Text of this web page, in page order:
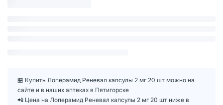
🏪 Купить Лоперамид Реневал капсулы 2 мг 20 шт можно на
сайте и в наших аптеках в Пятигорске
📲 Цена на Лоперамид Реневал капсулы 2 мг 20 шт ниже в